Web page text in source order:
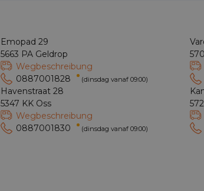
Emopad 29
5663 PA Geldrop
Wegbeschreibung
0887001828
(dinsdag vanaf 09:00)
Havenstraat 28
5347 KK Oss
Wegbeschreibung
0887001830
(dinsdag vanaf 09:00)